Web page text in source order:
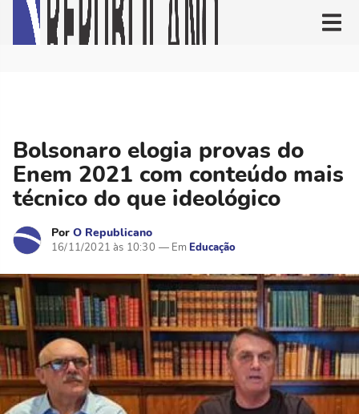
Bolsonaro elogia provas do
Enem 2021 com conteúdo mais
técnico do que ideológico
Por O Republicano
16/11/2021 às 10:30 Educação